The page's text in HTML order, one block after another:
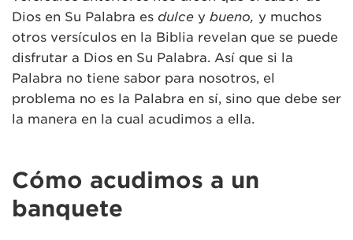
Dios en Su Palabra es dulce y bueno, y muchos
otros versículos en la Biblia revelan que se puede
disfrutar a Dios en Su Palabra. Así que si la
Palabra no tiene sabor para nosotros, el
problema no es la Palabra en sí, sino que debe ser
la manera en la cual acudimos a ella.
Cómo acudimos a un
banquete